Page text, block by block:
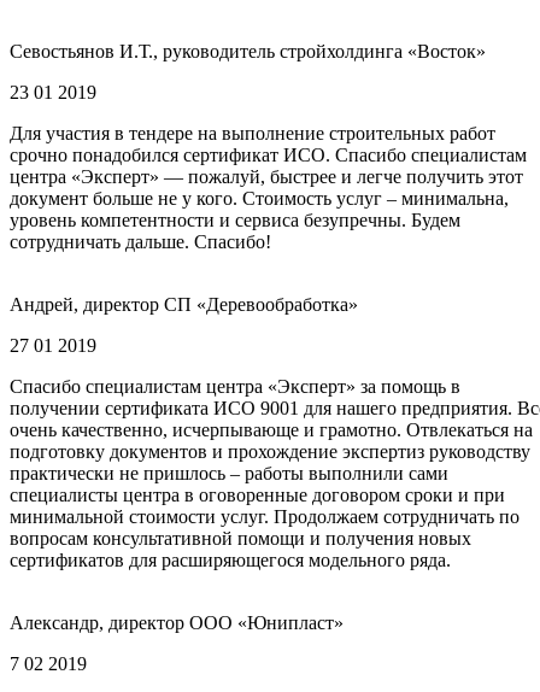
Севостьянов И.Т., руководитель стройхолдинга «Восток»
23 01 2019
Для участия в тендере на выполнение строительных работ
срочно понадобился сертификат ИСО. Спасибо специалистам
центра «Эксперт» — пожалуй, быстрее и легче получить этот
документ больше не у кого. Стоимость услуг – минимальна,
уровень компетентности и сервиса безупречны. Будем
сотрудничать дальше. Спасибо!
Андрей, директор СП «Деревообработка»
27 01 2019
Спасибо специалистам центра «Эксперт» за помощь в
получении сертификата ИСО 9001 для нашего предприятия.
очень качественно, исчерпывающе и грамотно. Отвлекаться на
подготовку документов и прохождение экспертиз руководству
практически не пришлось – работы выполнили сами
специалисты центра в оговоренные договором сроки и при
минимальной стоимости услуг. Продолжаем сотрудничать по
вопросам консультативной помощи и получения новых
сертификатов для расширяющегося модельного ряда.
Александр, директор ООО «Юнипласт»
7 02 2019